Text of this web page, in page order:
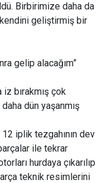
Birbirimize daha da
kendini geliştirmiş bir
gelip alacağım”
iz bırakmış çok
dün yaşanmış
iplik tezgahının dev
ile tekrar
hurdaya çıkarılıp
teknik resimlerini